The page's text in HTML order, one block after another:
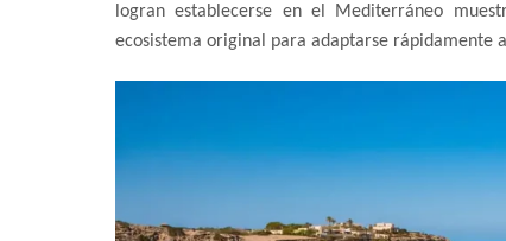
logran establecerse en el Mediterráneo
ecosistema original para adaptarse rápidamente